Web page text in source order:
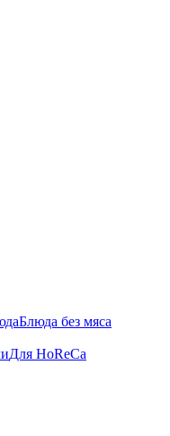
Блюда без мяса
Для HoReCa